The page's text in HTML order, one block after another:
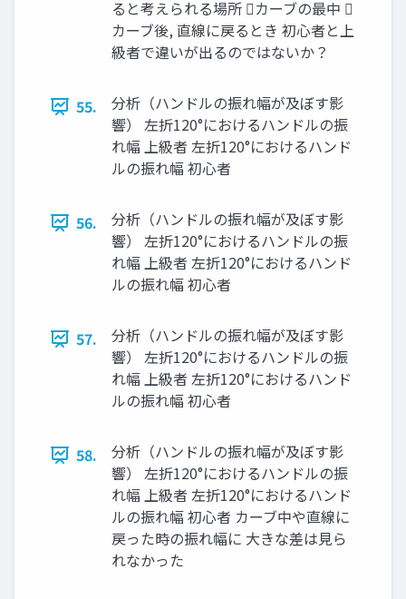
ると考えられる場所 カーブの最中 
カーブ後, 直線に戻るとき 初心者と上
級者で違いが出るのではないか？
55.
分析（ハンドルの振れ幅が及ぼす影
響） 左折120°におけるハンドルの振
れ幅 上級者 左折120°におけるハンド
ルの振れ幅 初心者
56.
分析（ハンドルの振れ幅が及ぼす影
響） 左折120°におけるハンドルの振
れ幅 上級者 左折120°におけるハンド
ルの振れ幅 初心者
57.
分析（ハンドルの振れ幅が及ぼす影
響） 左折120°におけるハンドルの振
れ幅 上級者 左折120°におけるハンド
ルの振れ幅 初心者
58.
分析（ハンドルの振れ幅が及ぼす影
響） 左折120°におけるハンドルの振
れ幅 上級者 左折120°におけるハンド
ルの振れ幅 初心者 カーブ中や直線に
戻った時の振れ幅に 大きな差は見ら
れなかった